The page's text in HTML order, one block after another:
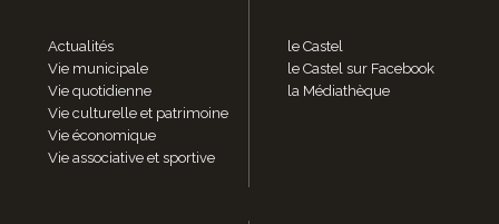
Délibérations 2009
Délibérations 2008
Agenda réunions publiques
Marchés publics
Toutes les actualités
Actualités
Vie municipale
Vie quotidienne
Vie culturelle et patrimoine
Vie économique
Vie associative et sportive
le Castel
le Castel sur Facebook
la Médiathèque